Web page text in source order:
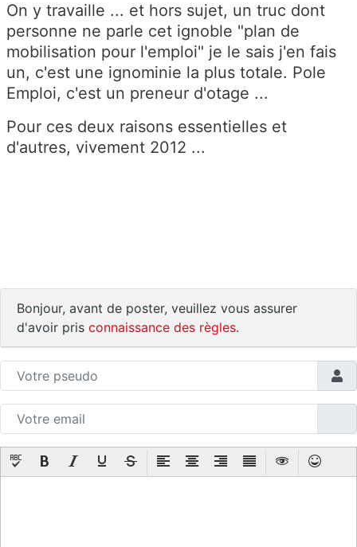
On y travaille ... et hors sujet, un truc dont
personne ne parle cet ignoble "plan de
mobilisation pour l'emploi" je le sais j'en fais
un, c'est une ignominie la plus totale. Pole
Emploi, c'est un preneur d'otage ...
Pour ces deux raisons essentielles et
d'autres, vivement 2012 ...
Bonjour, avant de poster, veuillez vous assurer
d'avoir pris connaissance des règles.